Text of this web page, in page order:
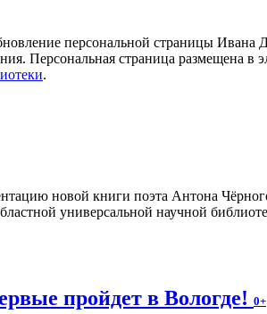
персональной страницы Ивана
Персональная страница размещена в
.
новой книги поэта Антона
универсальной научной
пройдет в Вологде! 0+